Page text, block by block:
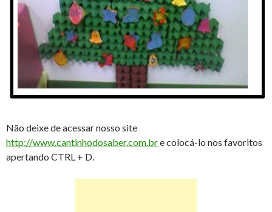
Não deixe de acessar nosso site
http://www.cantinhodosaber.com.bre colocá-lo nos favoritos
apertando CTRL + D.